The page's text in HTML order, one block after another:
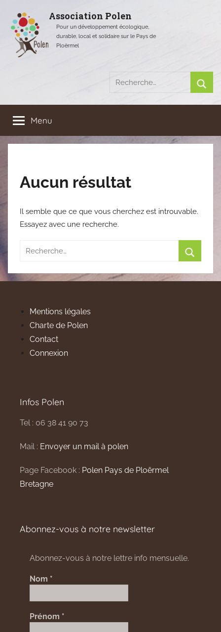
contenu
Association Polen
Pour un développement écologique,
durable, local et solidaire sur le Pays de
Ploërmel
Recherche
pour
:
Menu
Aucun résultat
Il semble que ce que vous cherchez est introuvable.
Essayez avec une recherche.
Recherche
:
Mentions légales
Charte de Polen
Contact
Connexion
Infos Polen
Tel : 06 38 41 90 73
Mail : Envoyer un mail à polen
Page Facebook : Polen Pays de Ploërmel
Bretagne
Abonnez-vous à notre newsletter
Abonnez-vous à notre lettre info mensuelle.
Nom *
Prénom *